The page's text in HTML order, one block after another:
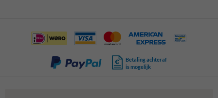
Betaling achteraf
is mogelijk